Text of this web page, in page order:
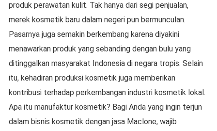
produk perawatan kulit. Tak hanya dari segi penjualan,
merek kosmetik baru dalam negeri pun bermunculan.
Pasarnya juga semakin berkembang karena diyakini
menawarkan produk yang sebanding dengan bulu yang
ditinggalkan masyarakat Indonesia di negara tropis. Selain
itu, kehadiran produksi kosmetik juga memberikan
kontribusi terhadap perkembangan industri kosmetik lokal.
Apa itu manufaktur kosmetik? Bagi Anda yang ingin terjun
dalam bisnis kosmetik dengan jasa Maclone, wajib